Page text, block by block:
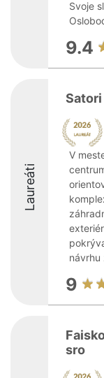
Svoje
9.4
Laureáti
Satori
V
návrhu
9
sro